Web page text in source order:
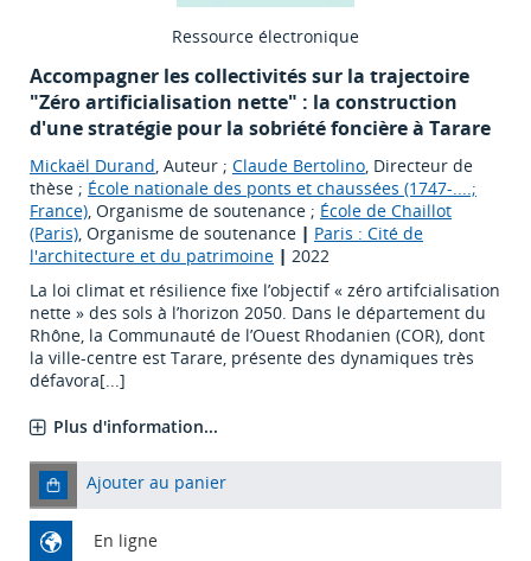
Ressource électronique
Accompagner les collectivités sur la trajectoire
"Zéro artificialisation nette" : la construction
d'une stratégie pour la sobriété foncière à Tarare
Mickaël Durand, Auteur ; Claude Bertolino, Directeur de
thèse ; École nationale des ponts et chaussées (1747-....;
France), Organisme de soutenance ; École de Chaillot
(Paris), Organisme de soutenance | Paris : Cité de
l'architecture et du patrimoine | 2022
La loi climat et résilience fixe l’objectif « zéro artifcialisation
nette » des sols à l’horizon 2050. Dans le département du
Rhône, la Communauté de l’Ouest Rhodanien (COR), dont
la ville-centre est Tarare, présente des dynamiques très
défavora[...]
Plus d'information...
Ajouter au panier
En ligne